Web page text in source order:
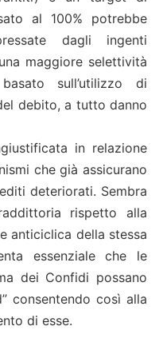
al 100% potrebbe
dagli ingenti
maggiore selettività
sull’utilizzo di
debito, a tutto danno
in relazione
che già assicurano
deteriorati. Sembra
rispetto alla
anticiclica della stessa
essenziale che le
dei Confidi possano
consentendo così alla
di esse.